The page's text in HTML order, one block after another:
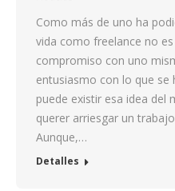
Como más de uno ha
vida como freelance no
compromiso con uno
entusiasmo con lo que se
puede existir esa idea del
querer arriesgar un
Aunque,…
Detalles